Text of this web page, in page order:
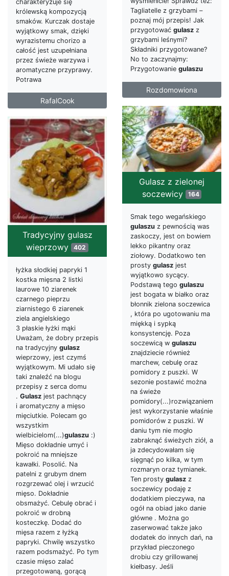
charakteryzuje się
królewską kompozycją
smaków. Kurczak dostaje
wyjątkowy smak, dzięki
wyrazistemu chorizo a
całość jest uzupełniana
przez świeże warzywa i
aromatyczne przyprawy.
Potrawa
RafalCook
Tagliatelle z grzybami –
poznaj mój przepis! Jak
przygotować gulasz z
grzybami leśnymi?
Składniki przygotowane?
No to zaczynajmy:
Przygotowanie gulaszu
Rozdomowiona
Gulasz z zielonej
soczewicy
164
Smak tego wegańskiego
gulaszu z pewnością was
zaskoczy, jest on bowiem
lekko pikantny oraz
ziołowy. Dodatkowo ten
prosty gulasz jest
wyjątkowo sycący.
Podstawą tego gulaszu
jest bogata w białko oraz
błonnik zielona soczewica
, która po ugotowaniu ma
miękką i sypką
konsystencję. Poza
soczewicą w gulaszu
znajdziecie również
marchew, cebulę oraz
pomidory z puszki. W
sezonie postawić można
na świeże
pomidory(...)rozwiązaniem
jest wykorzystanie właśnie
pomidorów z puszki. W
daniu tym nie mogło
zabraknąć świeżych ziół, a
ja zdecydowałam się
sięgnąć po kilka, w tym
rozmaryn oraz tymianek.
Ten prosty gulasz z
soczewicy podaję z
dodatkiem pieczywa, na
ogół na obiad jako danie
główne . Można go
zaserwować także jako
dodatek do innych dań, na
przykład pieczonego
drobiu czy grillowanej
kiełbasy. Jeśli
Tradycyjny gulasz
wieprzowy 402
łyżka słodkiej papryki 1
kostka mięsna 2 listki
laurowe 10 ziarenek
czarnego pieprzu
ziarnistego 6 ziarenek
ziela angielskiego
3 płaskie łyżki mąki
Uważam, że dobry przepis
na tradycyjny gulasz
wieprzowy, jest czymś
wyjątkowym. Mi udało się
taki znaleźć na blogu
przepisy z serca domu
. Gulasz jest pachnący
i aromatyczny a mięso
mięciutkie. Polecam go
wszystkim
wielbicielom(...)gulaszu :)
Mięso dokładnie umyć i
pokroić na mniejsze
kawałki. Posolić. Na
patelni z grubym dnem
rozgrzewać olej i wrzucić
mięso. Dokładnie
obsmażyć. Cebulę obrać i
pokroić w drobną
kosteczkę. Dodać do
mięsa razem z łyżką
papryki. Chwilę wszystko
razem podsmażyć. Po tym
czasie mięso zalać
przegotowaną, gorącą